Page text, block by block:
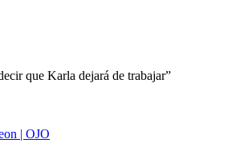
que Karla dejará de trabajar”